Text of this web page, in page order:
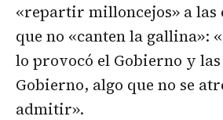
«repartir milloncejos» a las
que no «canten la gallina»:
lo provocó el Gobierno y
Gobierno, algo que no se
admitir».